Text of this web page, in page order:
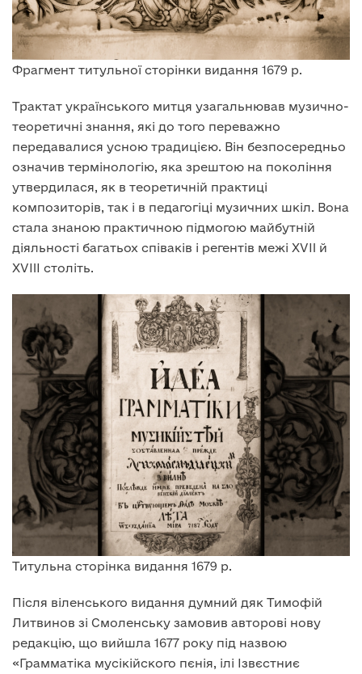
Фрагмент титульної сторінки видання 1679 р.
Трактат українського митця узагальнював музично-
теоретичні знання, які до того переважно
передавалися усною традицією. Він безпосередньо
означив термінологію, яка зрештою на покоління
утвердилася, як в теоретичній практиці
композиторів, так і в педагогіці музичних шкіл. Вона
стала знаною практичною підмогою майбутній
діяльності багатьох співаків і регентів межі XVII й
XVIII століть.
Титульна сторінка видання 1679 р.
Після віленського видання думний дяк Тимофій
Литвинов зі Смоленську замовив авторові нову
редакцію, що вийшла 1677 року під назвою
«Грамматіка мусікійского пєнія, ілі Ізвєстниє